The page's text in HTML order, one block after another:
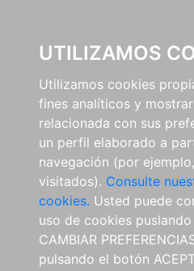
UTILIZAMOS
Utilizamos cookies
fines analíticos y
relacionada con sus
un perfil elaborado a
navegación (por
visitados). Consulte
cookies. Usted puede
uso de cookies
CAMBIAR
pulsando el botón